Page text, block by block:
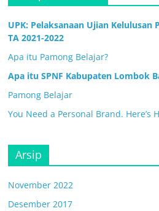
UPK: Pelaksanaan Ujian Kelulusan
TA 2021-2022
Apa itu Pamong Belajar?
Apa itu SPNF Kabupaten Lombok
Pamong Belajar
You Need a Personal Brand. Here’s
Arsip
November 2022
Desember 2017